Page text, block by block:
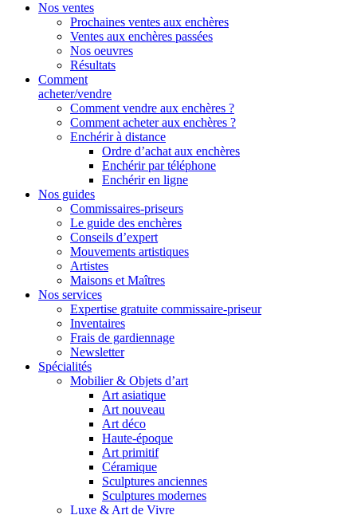
Nos ventes
Prochaines ventes aux enchères
Ventes aux enchères passées
Nos oeuvres
Résultats
Comment
acheter/vendre
Comment vendre aux enchères ?
Comment acheter aux enchères ?
Enchérir à distance
Ordre d’achat aux enchères
Enchérir par téléphone
Enchérir en ligne
Nos guides
Commissaires-priseurs
Le guide des enchères
Conseils d’expert
Mouvements artistiques
Artistes
Maisons et Maîtres
Nos services
Expertise gratuite commissaire-priseur
Inventaires
Frais de gardiennage
Newsletter
Spécialités
Mobilier & Objets d’art
Art asiatique
Art nouveau
Art déco
Haute-époque
Art primitif
Céramique
Sculptures anciennes
Sculptures modernes
Luxe & Art de Vivre